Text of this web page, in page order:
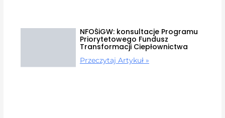
NFOŚiGW: konsultacje Programu
Priorytetowego Fundusz
Transformacji Ciepłownictwa
Przeczytaj Artykuł »